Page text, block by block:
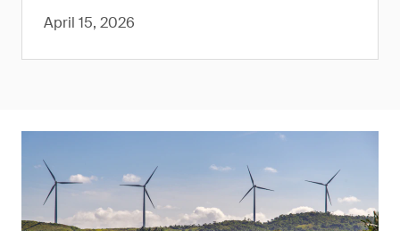
April 15, 2026